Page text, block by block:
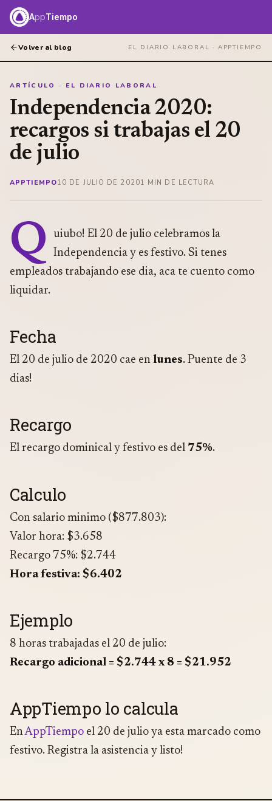
AppTiempo
Volver al blog EL DIARIO LABORAL · APPTIEMPO
ARTÍCULO · EL DIARIO LABORAL
Independencia 2020:
recargos si trabajas el 20
de julio
APPTIEMPO10 DE JULIO DE 20201 MIN DE LECTURA
Q
uiubo! El 20 de julio celebramos la
Independencia y es festivo. Si tenes
empleados trabajando ese dia, aca te cuento como
liquidar.
Fecha
El 20 de julio de 2020 cae en lunes. Puente de 3
dias!
Recargo
El recargo dominical y festivo es del 75%.
Calculo
Con salario minimo ($877.803):
Valor hora: $3.658
Recargo 75%: $2.744
Hora festiva: $6.402
Ejemplo
8 horas trabajadas el 20 de julio:
Recargo adicional = $2.744 x 8 = $21.952
AppTiempo lo calcula
EnAppTiempo el 20 de julio ya esta marcado como
festivo. Registra la asistencia y listo!